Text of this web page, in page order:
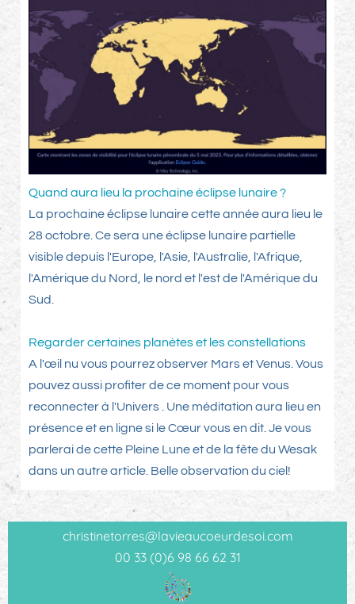
Quand aura lieu la prochaine éclipse lunaire ?
La prochaine éclipse lunaire cette année aura lieu le
28 octobre. Ce sera une éclipse lunaire partielle
visible depuis l'Europe, l'Asie, l'Australie, l'Afrique,
l'Amérique du Nord, le nord et l'est de l'Amérique du
Sud.
Regarder certaines planètes et les constellations
A l'œil nu vous pourrez observer Mars et Venus. Vous
pouvez aussi profiter de ce moment pour vous
reconnecter à l'Univers . Une méditation aura lieu en
présence et en ligne si le Cœur vous en dit. Je vous
parlerai de cette Pleine Lune et de la fête du Wesak
dans un autre article. Belle observation du ciel!
christinetorres@lavieaucoeurdesoi.com
00 33 (0)6 98 66 62 31